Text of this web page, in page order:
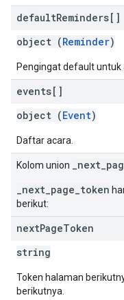
defaultReminders[]
object (Reminder)
Pengingat default untuk
events[]
object (Event)
Daftar acara.
Kolom union
_next_page_token
berikut:
nextPageToken
string
Token halaman
berikutnya.